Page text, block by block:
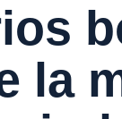
la